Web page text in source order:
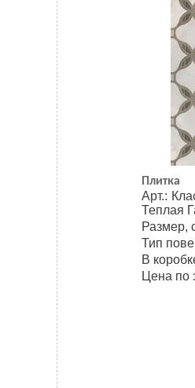
Плитка
Арт.:
Теплая
Размер,
Тип
В
Цена по